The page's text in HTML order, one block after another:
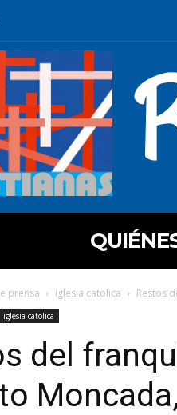
prensa iglesia catolica Restos
iglesia catolica
del